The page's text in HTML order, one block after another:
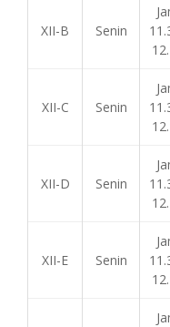
XII-B Senin
XII-C Senin
XII-D Senin
XII-E Senin